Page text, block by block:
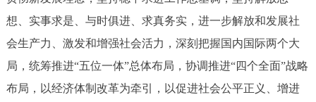
想、实事求是、与时俱进、求真务实，进一步解放和发展社
会生产力、激发和增强社会活力，深刻把握国内国际两个大
局，统筹推进“五位一体”总体布局，协调推进“四个全面”战略
布局，以经济体制改革为牵引，以促进社会公平正义、增进